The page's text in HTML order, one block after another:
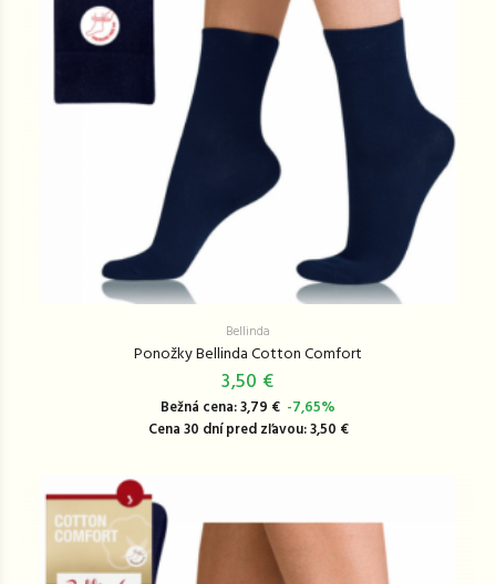
Bellinda
Ponožky Bellinda Cotton Comfort
3,50 €
Bežná cena: 3,79 € -7,65%
Cena 30 dní pred zľavou: 3,50 €